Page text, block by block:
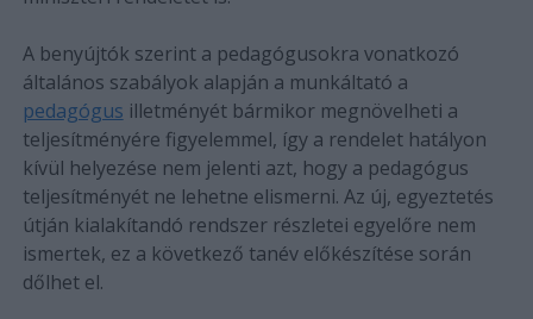
A benyújtók szerint a pedagógusokra vonatkozó
általános szabályok alapján a munkáltató a
pedagógus illetményét bármikor megnövelheti a
teljesítményére figyelemmel, így a rendelet hatályon
kívül helyezése nem jelenti azt, hogy a pedagógus
teljesítményét ne lehetne elismerni. Az új, egyeztetés
útján kialakítandó rendszer részletei egyelőre nem
ismertek, ez a következő tanév előkészítése során
dőlhet el.